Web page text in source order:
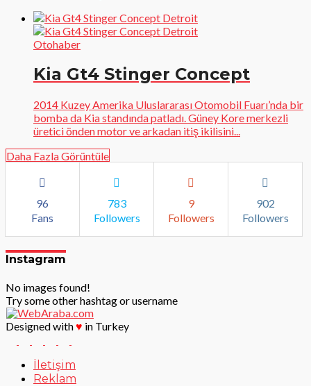
Otohaber
Kia Gt4 Stinger Concept
2014 Kuzey Amerika Uluslararası Otomobil Fuarı’nda bir
bomba da Kia standında patladı. Güney Kore merkezli
üretici önden motor ve arkadan itiş ikilisini...
Daha Fazla Görüntüle
96
Fans
783
Followers
9
Followers
902
Followers
Instagram
No images found!
Try some other hashtag or username
Designed with♥ in Turkey
İletişim
Reklam